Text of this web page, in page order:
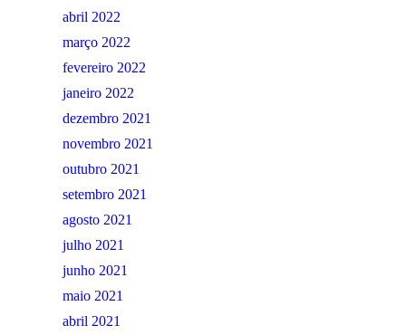
abril 2022
março 2022
fevereiro 2022
janeiro 2022
dezembro 2021
novembro 2021
outubro 2021
setembro 2021
agosto 2021
julho 2021
junho 2021
maio 2021
abril 2021